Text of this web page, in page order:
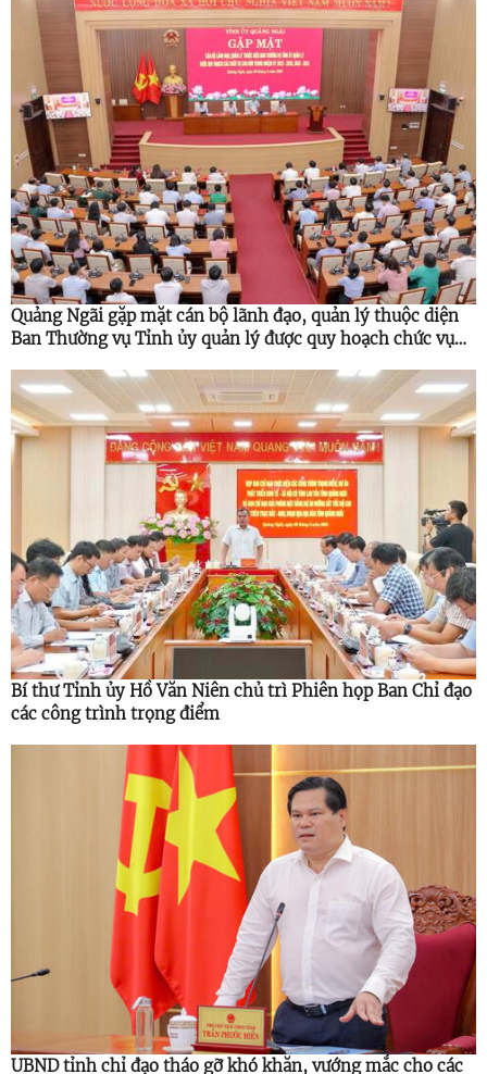
Quảng Ngãi gặp mặt cán bộ lãnh đạo, quản lý thuộc diện
Ban Thường vụ Tỉnh ủy quản lý được quy hoạch chức vụ
Bí thư Tỉnh ủy Hồ Văn Niên chủ trì Phiên họp Ban Chỉ đạo
các công trình trọng điểm
UBND tỉnh chỉ đạo tháo gỡ khó khăn, vướng mắc cho các